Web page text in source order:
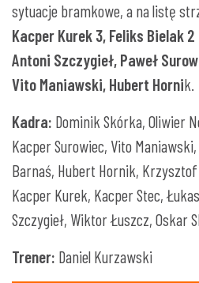
sytuacje bramkowe, a na listę
Kacper Kurek 3, Feliks Bielak
Antoni Szczygieł, Paweł
Vito Maniawski, Hubert Hornik.
Kadra: Dominik Skórka, Oliwier
Kacper Surowiec, Vito
Barnaś, Hubert Hornik, Krzysztof
Kacper Kurek, Kacper Stec,
Szczygieł, Wiktor Łuszcz, Oskar
Trener: Daniel Kurzawski